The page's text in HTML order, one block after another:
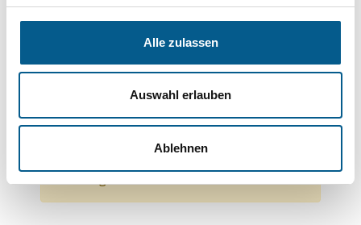
Alle zulassen
Auswahl erlauben
Ablehnen
Themen: Politische Bildung & Demokratie
Themen: Ländliche Entwicklung
Themen: Gesundheitswesen
Themen: Kunst & Kultur
Stiftungstyp: Lokal tätige Stiftung